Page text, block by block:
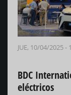
JUE, 10/04/2025 -
BDC
eléctricos